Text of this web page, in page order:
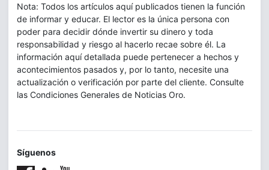
Nota: Todos los artículos aquí publicados tienen la función
de informar y educar. El lector es la única persona con
poder para decidir dónde invertir su dinero y toda
responsabilidad y riesgo al hacerlo recae sobre él. La
información aquí detallada puede pertenecer a hechos y
acontecimientos pasados y, por lo tanto, necesite una
actualización o verificación por parte del cliente. Consulte
las Condiciones Generales de Noticias Oro.
Síguenos